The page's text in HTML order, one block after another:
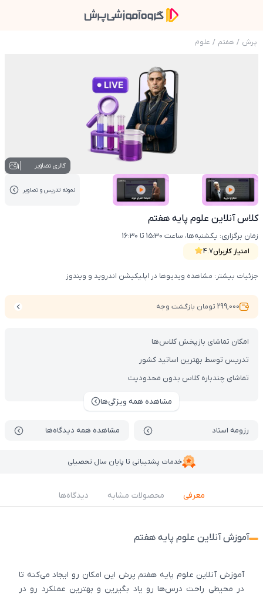
پرش / هفتم / علوم
عکس محصول کلاس آنلاین علوم پایه هفتم
گالری تصاویر 1
عکس کاور نمونه تدریس عکس کاور نمونه تدریس
نمونه تدریس‌ و تصاویر
کلاس آنلاین علوم پایه هفتم
امتیاز کاربران4.7
زمان برگزاری: یکشنبه‌ها، ساعت 15:30 تا 16:30
امکان تماشای بازپخش کلاس‌ها
تدریس توسط بهترین اساتید کشور
تماشای چندباره کلاس بدون محدودیت
مشاهده همه ویژگی‌ها
رزومه استاد مشاهده همه دیدگاه‌ها
خدمات پشتیبانی تا پایان سال تحصیلی
جزئیات بیشتر: مشاهده ویدیوها در اپلیکیشن اندروید و ویندوز
299,000 تومان بازگشت وجه
معرفی محصولات مشابه دیدگاه‌ها
آموزش آنلاین علوم پایه هفتم
آموزش آنلاین علوم پایه هفتم پرش این امکان رو ایجاد می‌کنه تا
در محیطی راحت درس‌ها رو یاد بگیرین و بهترین عملکرد رو در